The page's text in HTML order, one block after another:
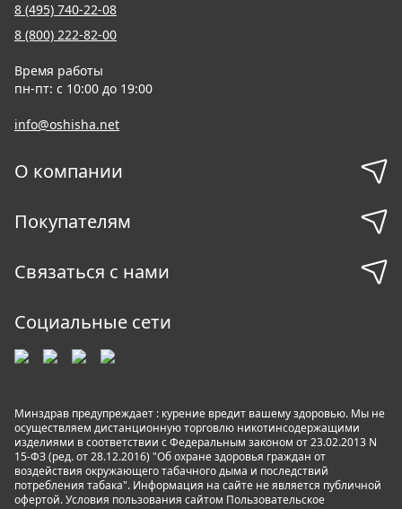
8 (495) 740-22-08
8 (800) 222-82-00
Время работы
пн-пт: с 10:00 до 19:00
info@oshisha.net
О компании
Покупателям
Связаться с нами
Социальные сети
Минздрав предупреждает : курение вредит вашему здоровью. Мы не
осуществляем дистанционную торговлю никотинсодержащими
изделиями в соответствии с Федеральным законом от 23.02.2013 N
15-ФЗ (ред. от 28.12.2016) "Об охране здоровья граждан от
воздействия окружающего табачного дыма и последствий
потребления табака". Информация на сайте не является публичной
офертой. Условия пользования сайтом Пользовательское